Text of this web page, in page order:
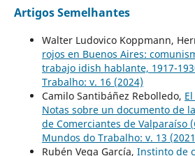
Artigos Semelhantes
Walter Ludovico Koppmann,
rojos en Buenos Aires:
trabajo idish hablante, 1917-
Trabalho: v. 16 (2024)
Camilo Santibáñez Rebolledo,
Notas sobre un documento de
de Comerciantes de Valparaíso
Mundos do Trabalho: v. 13
Rubén Vega García, Instinto de